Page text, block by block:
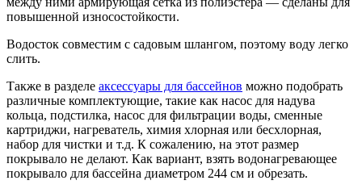
повышенной износостойкости.
Водосток совместим с садовым шлангом, поэтому воду легко
слить.
Также в разделе аксессуары для бассейнов можно подобрать
различные комплектующие, такие как насос для надува
кольца, подстилка, насос для фильтрации воды, сменные
картриджи, нагреватель, химия хлорная или бесхлорная,
набор для чистки и т.д. К сожалению, на этот размер
покрывало не делают. Как вариант, взять водонагревающее
покрывало для бассейна диаметром 244 см и обрезать.